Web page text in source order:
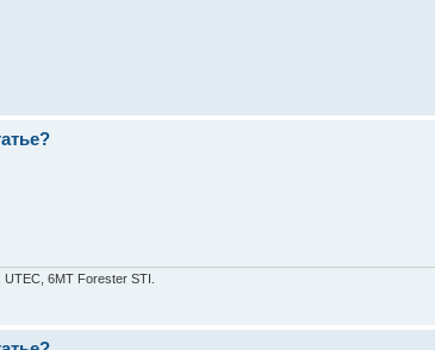
6MT Forester STI.